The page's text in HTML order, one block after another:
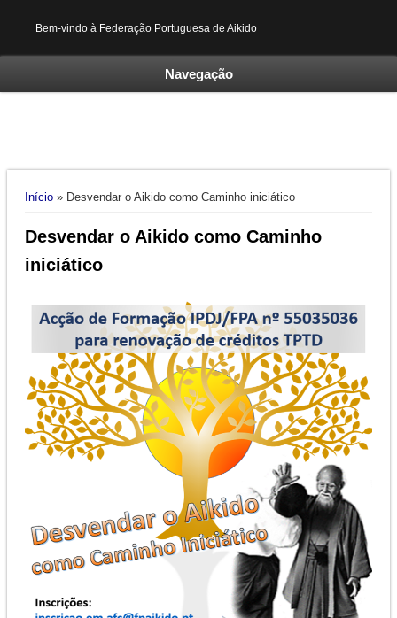
Bem-vindo à Federação Portuguesa de Aikido
Navegação
Está aqui
Início» Desvendar o Aikido como Caminho iniciático
Desvendar o Aikido como Caminho
iniciático